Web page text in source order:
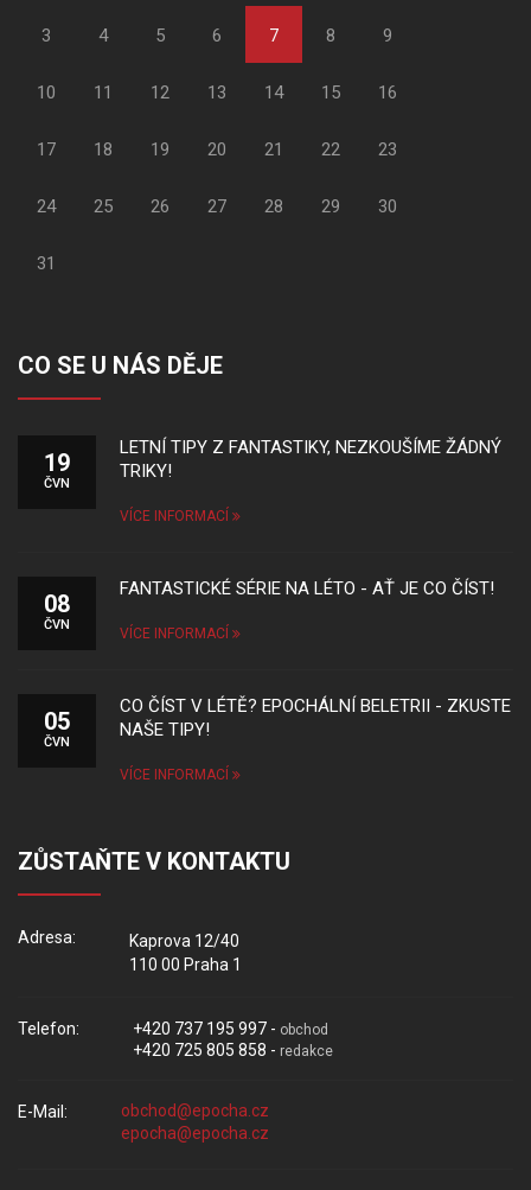
3 4 5 6 7 8 9
10 11 12 13 14 15 16
17 18 19 20 21 22 23
24 25 26 27 28 29 30
31
CO SE U NÁS DĚJE
19
ČVN
LETNÍ TIPY Z FANTASTIKY, NEZKOUŠÍME ŽÁDNÝ
TRIKY!
VÍCE INFORMACÍ
08
ČVN
FANTASTICKÉ SÉRIE NA LÉTO - AŤ JE CO ČÍST!
VÍCE INFORMACÍ
05
ČVN
CO ČÍST V LÉTĚ? EPOCHÁLNÍ BELETRII - ZKUSTE
NAŠE TIPY!
VÍCE INFORMACÍ
ZŮSTAŇTE V KONTAKTU
Adresa:
Kaprova 12/40
110 00 Praha 1
Telefon: +420 737 195 997 - obchod
+420 725 805 858 - redakce
E-Mail: